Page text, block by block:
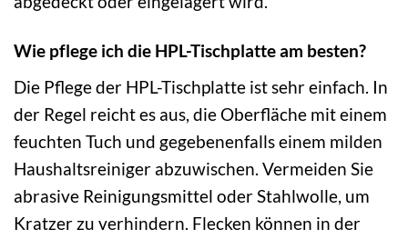
Wie pflege ich die HPL-Tischplatte am besten?
Die Pflege der HPL-Tischplatte ist sehr einfach. In
der Regel reicht es aus, die Oberfläche mit einem
feuchten Tuch und gegebenenfalls einem milden
Haushaltsreiniger abzuwischen. Vermeiden Sie
abrasive Reinigungsmittel oder Stahlwolle, um
Kratzer zu verhindern. Flecken können in der